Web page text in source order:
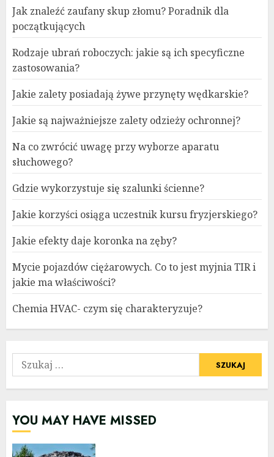
Jak znaleźć zaufany skup złomu? Poradnik dla
początkujących
Rodzaje ubrań roboczych: jakie są ich specyficzne
zastosowania?
Jakie zalety posiadają żywe przynęty wędkarskie?
Jakie są najważniejsze zalety odzieży ochronnej?
Na co zwrócić uwagę przy wyborze aparatu
słuchowego?
Gdzie wykorzystuje się szalunki ścienne?
Jakie korzyści osiąga uczestnik kursu fryzjerskiego?
Jakie efekty daje koronka na zęby?
Mycie pojazdów ciężarowych. Co to jest myjnia TIR i
jakie ma właściwości?
Chemia HVAC- czym się charakteryzuje?
Szukaj:
YOU MAY HAVE MISSED